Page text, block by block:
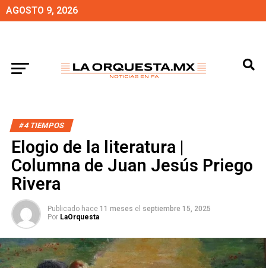
AGOSTO 9, 2026
#4 TIEMPOS
Elogio de la literatura |
Columna de Juan Jesús Priego
Rivera
Publicado hace 11 meses el septiembre 15, 2025
Por LaOrquesta